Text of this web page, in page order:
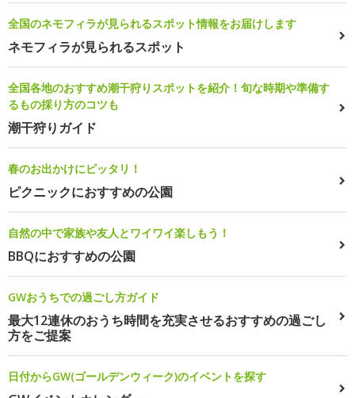
全国のネモフィラが見られるスポット情報をお届けします
ネモフィラが見られるスポット
全国各地のおすすめ潮干狩りスポットを紹介！旬な時期や準備す
るもの採り方のコツも
潮干狩りガイド
春のお出かけにピッタリ！
ピクニックにおすすめの公園
自然の中で家族や友人とワイワイ楽しもう！
BBQにおすすめの公園
GWおうちでの過ごし方ガイド
最大12連休のおうち時間を充実させるおすすめの過ごし
方をご提案
日付からGW(ゴールデンウィーク)のイベントを探す